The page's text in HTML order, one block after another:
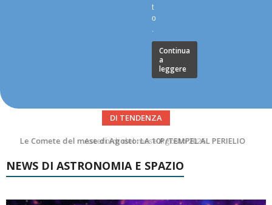
t
o
.
Continua
a
leggere
DI TENDENZA
Asteroidi del mese Agosto 2026
NEWS DI ASTRONOMIA E SPAZIO